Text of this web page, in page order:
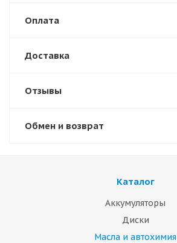
Оплата
Доставка
Отзывы
Обмен и возврат
Каталог
Аккумуляторы
Диски
Масла и автохимия